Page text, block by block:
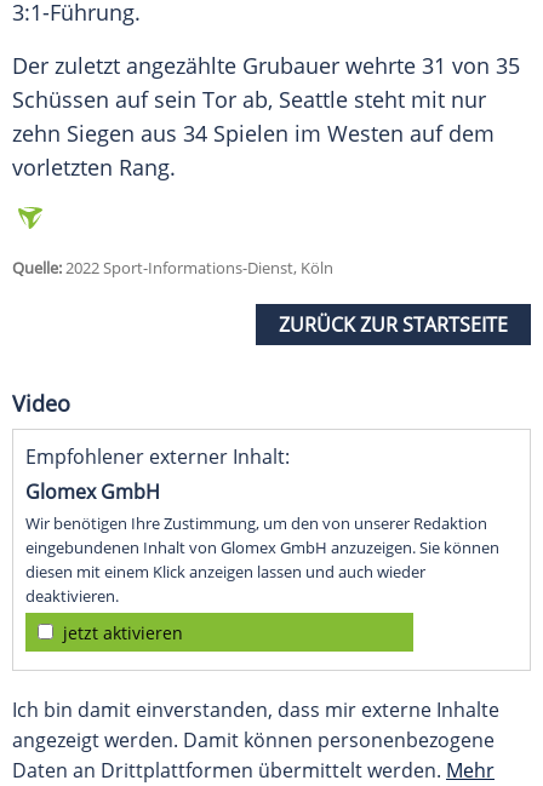
3:1-Führung.
Der zuletzt angezählte Grubauer wehrte 31 von 35
Schüssen auf sein Tor ab, Seattle steht mit nur
zehn Siegen aus 34 Spielen im Westen auf dem
vorletzten Rang.
Quelle:2022 Sport-Informations-Dienst, Köln
ZURÜCK ZUR STARTSEITE
Video
Empfohlener externer Inhalt:
Glomex GmbH
Wir benötigen Ihre Zustimmung, um den von unserer Redaktion
eingebundenen Inhalt von Glomex GmbH anzuzeigen. Sie können
diesen mit einem Klick anzeigen lassen und auch wieder
deaktivieren.
jetzt aktivieren
Ich bin damit einverstanden, dass mir externe Inhalte
angezeigt werden. Damit können personenbezogene
Daten an Drittplattformen übermittelt werden. Mehr